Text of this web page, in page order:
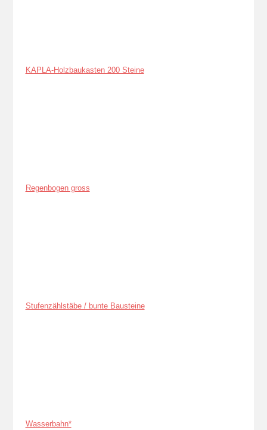
KAPLA-Holzbaukasten 200 Steine
Regenbogen gross
Stufenzählstäbe / bunte Bausteine
Wasserbahn*